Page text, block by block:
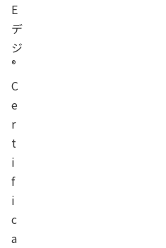
E
デ
ジ
®
C
e
r
t
i
f
i
c
a